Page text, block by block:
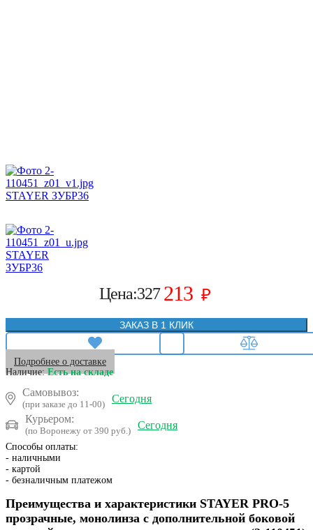
Цена:327 213 ₽
ЗАКАЗ В 1 КЛИК
Подробнее о доставке
Наличие:Есть на складе
Самовывоз:
(при заказе до 11-00)
Сегодня
Курьером:
(по Воронежу от 390 руб.) Сегодня
Способы оплаты:
- наличными
- картой
- безналичным платежом
Преимущества и характеристики STAYER PRO-5
прозрачные, монолинза с дополнительной боковой